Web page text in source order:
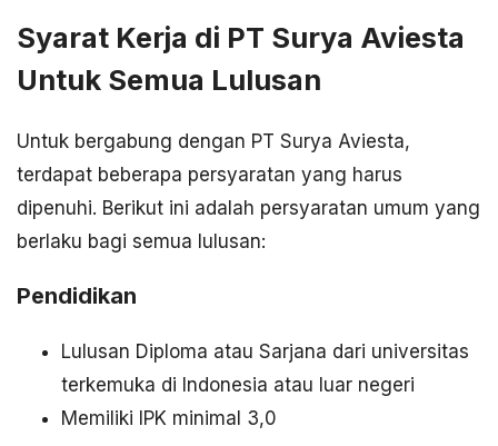
Syarat Kerja di PT Surya Aviesta
Untuk Semua Lulusan
Untuk bergabung dengan PT Surya Aviesta,
terdapat beberapa persyaratan yang harus
dipenuhi. Berikut ini adalah persyaratan umum yang
berlaku bagi semua lulusan:
Pendidikan
Lulusan Diploma atau Sarjana dari universitas
terkemuka di Indonesia atau luar negeri
Memiliki IPK minimal 3,0